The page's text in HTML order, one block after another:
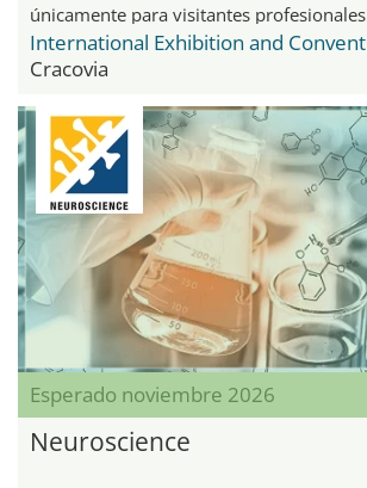
únicamente para visitantes profesionales
Cracovia
Esperado noviembre 2026
Neuroscience